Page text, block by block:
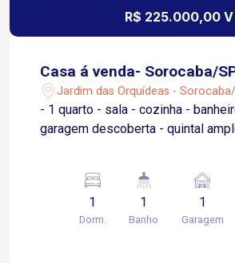
R$ 225.000,00 V
Casa á venda- Sorocaba/
Jardim das Orquídeas -
- 1 quarto - sala - cozinha -
garagem descoberta - quintal
1
Dorm.
1
Banho
1
Garagem